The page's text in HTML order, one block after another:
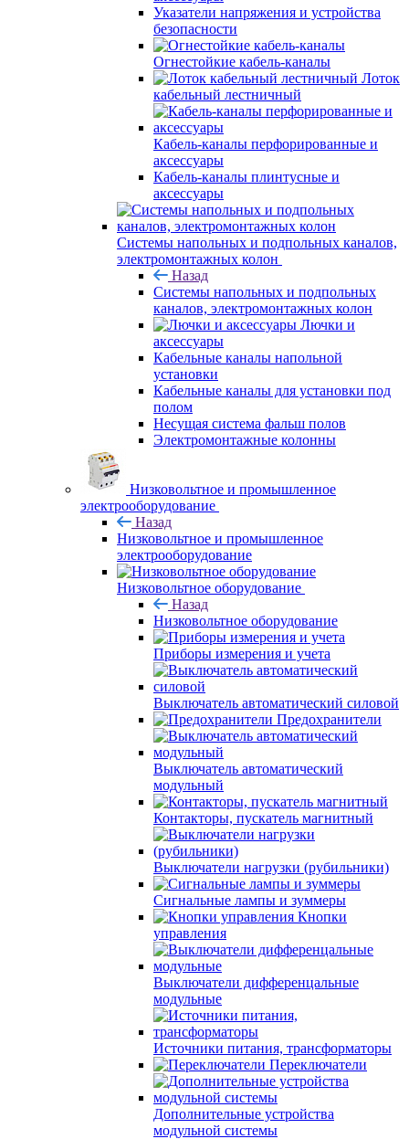
Указатели напряжения и устройства
безопасности
Огнестойкие кабель-каналы
Лоток
кабельный лестничный
Кабель-каналы перфорированные и
аксессуары
Кабель-каналы плинтусные и
аксессуары
Системы напольных и подпольных каналов,
электромонтажных колон
Назад
Системы напольных и подпольных
каналов, электромонтажных колон
Лючки и
аксессуары
Кабельные каналы напольной
установки
Кабельные каналы для установки под
полом
Несущая система фальш полов
Электромонтажные колонны
Низковольтное и промышленное
электрооборудование
Назад
Низковольтное и промышленное
электрооборудование
Низковольтное оборудование
Назад
Низковольтное оборудование
Приборы измерения и учета
Выключатель автоматический силовой
Предохранители
Выключатель автоматический
модульный
Контакторы, пускатель магнитный
Выключатели нагрузки (рубильники)
Сигнальные лампы и зуммеры
Кнопки
управления
Выключатели дифференцальные
модульные
Источники питания, трансформаторы
Переключатели
Дополнительные устройства
модульной системы